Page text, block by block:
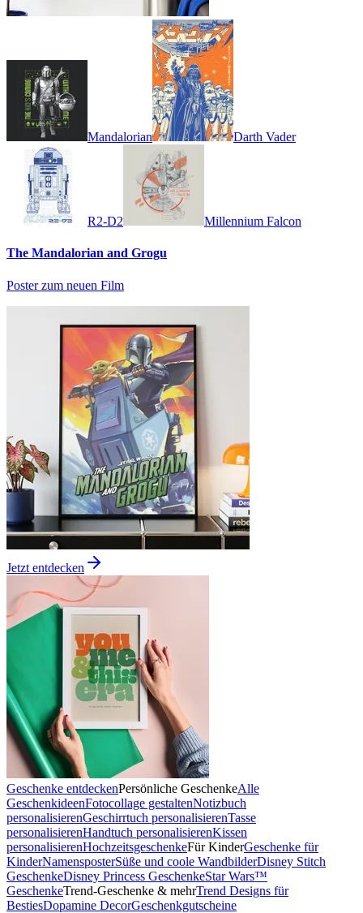
Mandalorian Darth Vader
R2-D2 Millennium Falcon
The Mandalorian and Grogu
Poster zum neuen Film
Jetzt entdecken
Geschenke entdeckenPersönliche GeschenkeAlle
GeschenkideenFotocollage gestaltenNotizbuch
personalisierenGeschirrtuch personalisierenTasse
personalisierenHandtuch personalisierenKissen
personalisierenHochzeitsgeschenkeFür KinderGeschenke für
KinderNamensposterSüße und coole WandbilderDisney Stitch
GeschenkeDisney Princess GeschenkeStar Wars™
GeschenkeTrend-Geschenke & mehrTrend Designs für
BestiesDopamine DecorGeschenkgutscheine